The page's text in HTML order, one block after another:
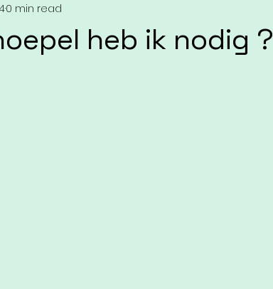
heb ik nodig ?
0 min read